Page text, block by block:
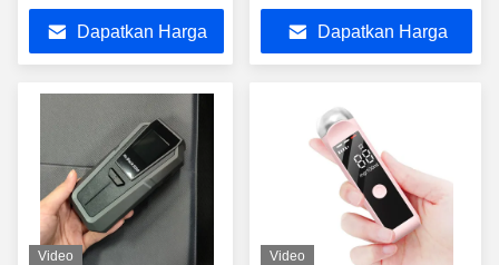
Pengamatan
Semikonduktor yang
Tepat Jarak pengamatan
3-5 cm Jangkauan
deteksi 0-400mg/100ml
Dapatkan Harga Dapatkan Harga
Video Video